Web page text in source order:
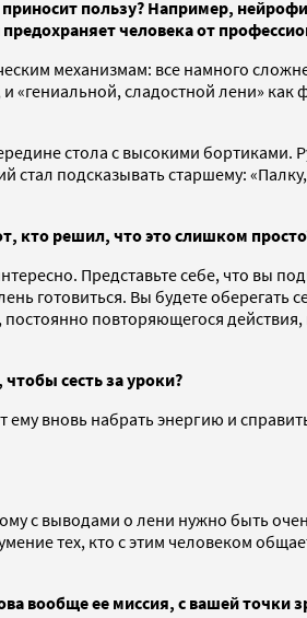
пользу? Например,
человека от
механизмам: все намного
сладостной лени» как
стола с высокими бортиками.
подсказывать старшему:
кто решил, что это слишком
Представьте себе, что вы
готовиться. Вы будете оберегать
повторяющегося действия,
сесть за уроки?
вновь набрать энергию и
с выводами о лени нужно быть
тех, кто с этим человеком
вообще ее миссия, с вашей точки